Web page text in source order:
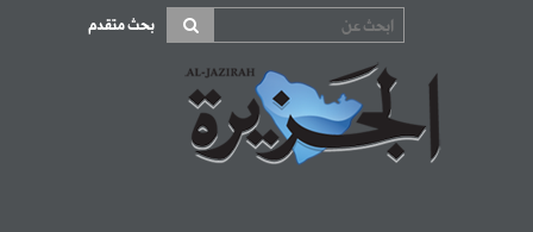
بحث متقدم